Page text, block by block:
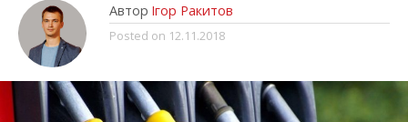
Автор Ігор Ракитов
Posted on 12.11.2018